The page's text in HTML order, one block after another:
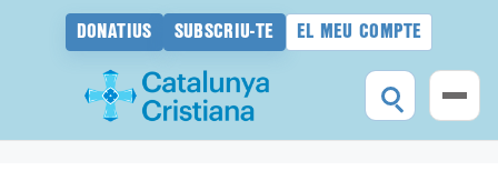
DONATIUS SUBSCRIU-TE EL MEU COMPTE